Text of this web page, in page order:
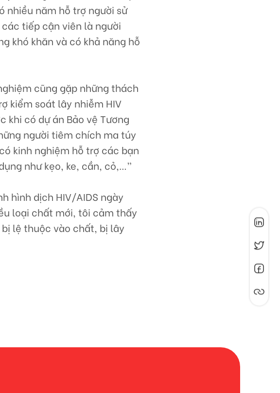
nhiều năm hỗ trợ người sử
tiếp cận viên là người
khó khăn và có khả năng hỗ
cũng gặp những thách
kiểm soát lây nhiễm HIV
khi có dự án Bảo vệ Tương
người tiêm chích ma túy
kinh nghiệm hỗ trợ các bạn
như kẹo, ke, cần, cỏ,…”
hình dịch HIV/AIDS ngày
loại chất mới, tôi cảm thấy
lệ thuộc vào chất, bị lây